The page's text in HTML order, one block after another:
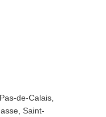
de-Calais,
Saint-